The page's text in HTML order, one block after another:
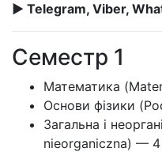
► Telegram, Viber,
Семестр 1
Математика
Основи фізики
Загальна і
nieorganiczna) — 4